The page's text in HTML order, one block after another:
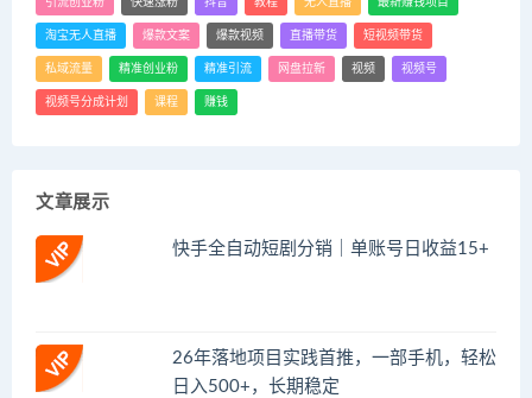
淘宝无人直播 爆款文案 爆款视频 直播带货 短视频带货
私域流量 精准创业粉 精准引流 网盘拉新 视频 视频号
视频号分成计划 课程 赚钱
文章展示
快手全自动短剧分销｜单账号日收益15+
26年落地项目实践首推，一部手机，轻松
日入500+，长期稳定